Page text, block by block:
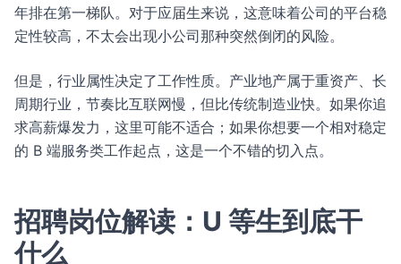
年排在第一梯队。对于应届生来说，这意味着公司的平台稳
定性较高，不太会出现小公司那种突然倒闭的风险。
但是，行业属性决定了工作性质。产业地产属于重资产、长
周期行业，节奏比互联网慢，但比传统制造业快。如果你追
求高薪爆发力，这里可能不适合；如果你想要一个相对稳定
的 B 端服务类工作起点，这是一个不错的切入点。
招聘岗位解读：U 等生到底干
什么